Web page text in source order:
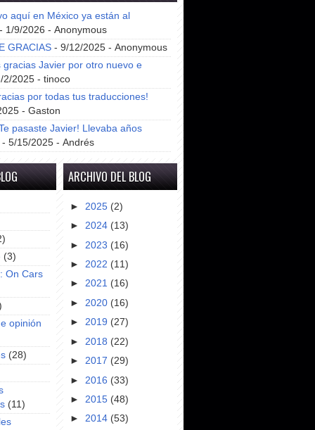
aquí en México ya están al
1/9/2026 - Anonymous
GRACIAS - 9/12/2025 - Anonymous
gracias Javier por otro nuevo e
2025 - tinoco
por todas tus traducciones!
- Gaston
pasaste Javier! Llevaba años
- 5/15/2025 - Andrés
(3)
On Cars
opinión
(28)
(11)
ARCHIVO DEL BLOG
► 2025 (2)
► 2024 (13)
► 2023 (16)
► 2022 (11)
► 2021 (16)
► 2020 (16)
► 2019 (27)
► 2018 (22)
► 2017 (29)
► 2016 (33)
► 2015 (48)
► 2014 (53)